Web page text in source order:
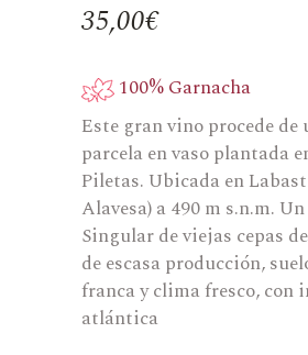
35,00€
100% Garnacha
Este gran vino procede de
parcela en vaso plantada
Piletas. Ubicada en
Alavesa) a 490 m s.n.m.
Singular de viejas cepas
de escasa producción,
franca y clima fresco, con
atlántica